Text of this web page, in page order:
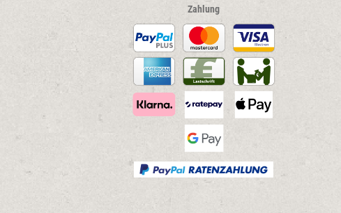
Zahlung